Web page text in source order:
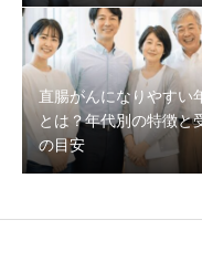
直腸がんになりやすい
とは？年代別の特徴と
の目安